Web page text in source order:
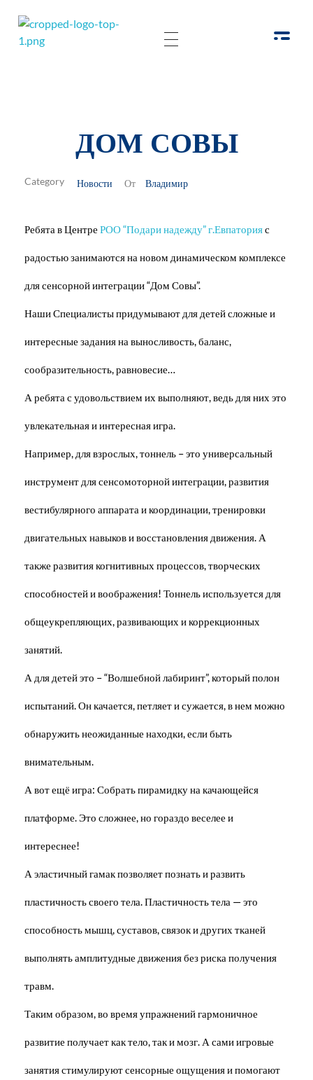
ДОМ СОВЫ
От Владимир
Новости
Ребята в Центре РОО “Подари надежду” г.Евпаторияс
радостью занимаются на новом динамическом комплексе
для сенсорной интеграции “Дом Совы”.
Наши Специалисты придумывают для детей сложные и
интересные задания на выносливость, баланс,
сообразительность, равновесие…
А ребята с удовольствием их выполняют, ведь для них это
увлекательная и интересная игра.
Например, для взрослых, тоннель – это универсальный
инструмент для сенсомоторной интеграции, развития
вестибулярного аппарата и координации, тренировки
двигательных навыков и восстановления движения. А
также развития когнитивных процессов, творческих
способностей и воображения! Тоннель используется для
общеукрепляющих, развивающих и коррекционных
занятий.
А для детей это – “Волшебной лабиринт”, который полон
испытаний. Он качается, петляет и сужается, в нем можно
обнаружить неожиданные находки, если быть
внимательным.
А вот ещё игра: Собрать пирамидку на качающейся
платформе. Это сложнее, но гораздо веселее и
интереснее!
А эластичный гамак позволяет познать и развить
пластичность своего тела. Пластичность тела — это
способность мышц, суставов, связок и других тканей
выполнять амплитудные движения без риска получения
травм.
Таким образом, во время упражнений гармоничное
развитие получает как тело, так и мозг. А сами игровые
занятия стимулируют сенсорные ощущения и помогают